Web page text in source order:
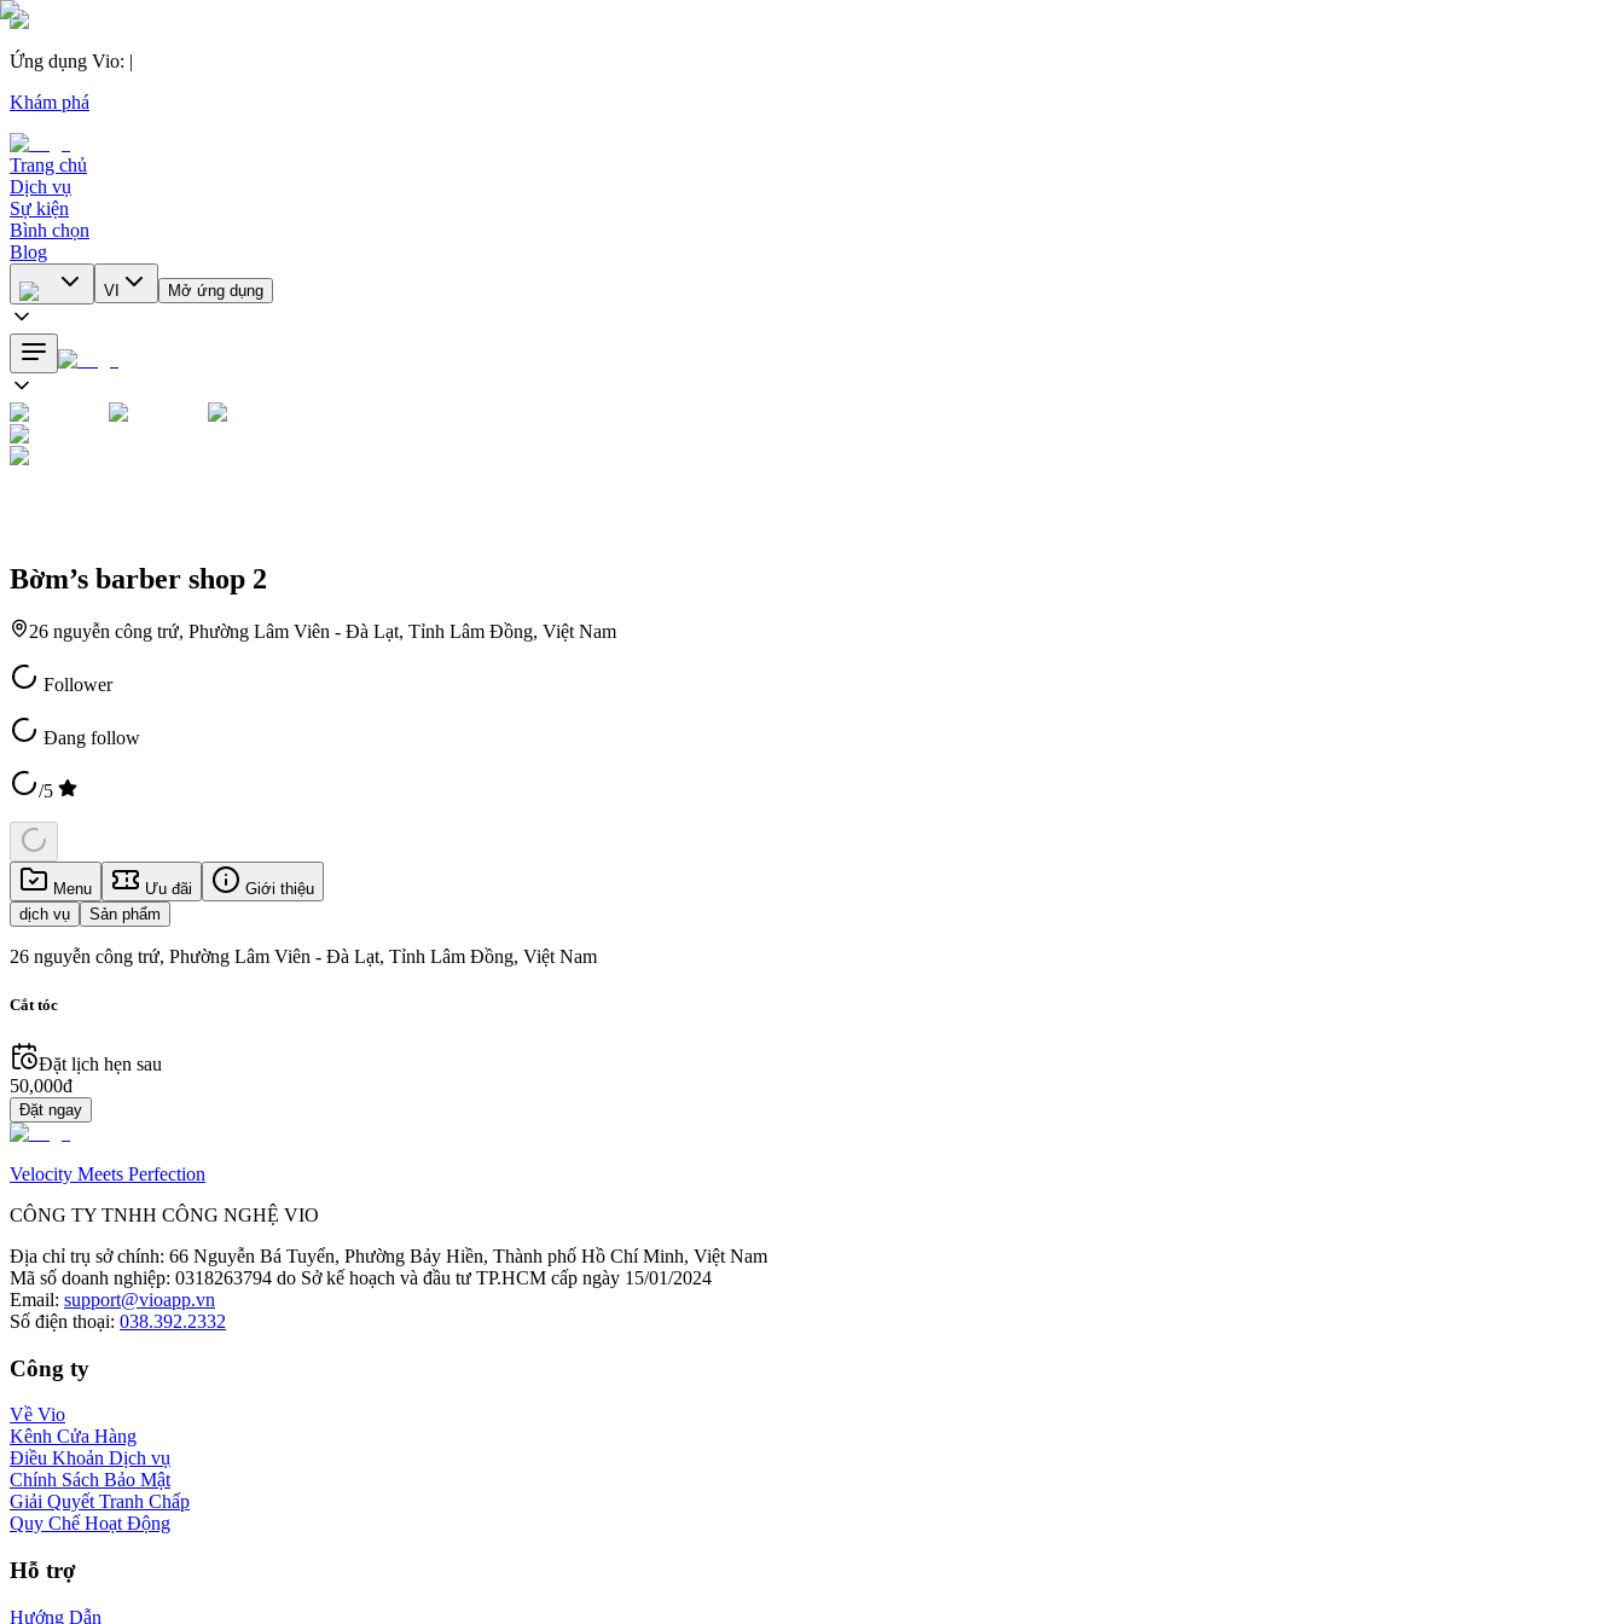
Ứng dụng Vio: |
Khám phá
Trang chủ
Dịch vụ
Sự kiện
Bình chọn
Blog
VI Mở ứng dụng
Bờm’s barber shop 2
26 nguyễn công trứ, Phường Lâm Viên - Đà Lạt, Tỉnh Lâm Đồng, Việt Nam
Follower
Đang follow
/5
Menu Ưu đãi
Giới thiệu
dịch vụ
Sản phẩm
26 nguyễn công trứ, Phường Lâm Viên - Đà Lạt, Tỉnh Lâm Đồng, Việt Nam
Cắt tóc
Đặt lịch hẹn sau
50,000đ
Đặt ngay
Velocity Meets Perfection
CÔNG TY TNHH CÔNG NGHỆ VIO
Địa chỉ trụ sở chính: 66 Nguyễn Bá Tuyển, Phường Bảy Hiền, Thành phố Hồ Chí Minh, Việt Nam
Mã số doanh nghiệp: 0318263794 do Sở kế hoạch và đầu tư TP.HCM cấp ngày 15/01/2024
Email: support@vioapp.vn
Số điện thoại: 038.392.2332
Công ty
Về Vio
Kênh Cửa Hàng
Điều Khoản Dịch vụ
Chính Sách Bảo Mật
Giải Quyết Tranh Chấp
Quy Chế Hoạt Động
Hỗ trợ
Hướng Dẫn